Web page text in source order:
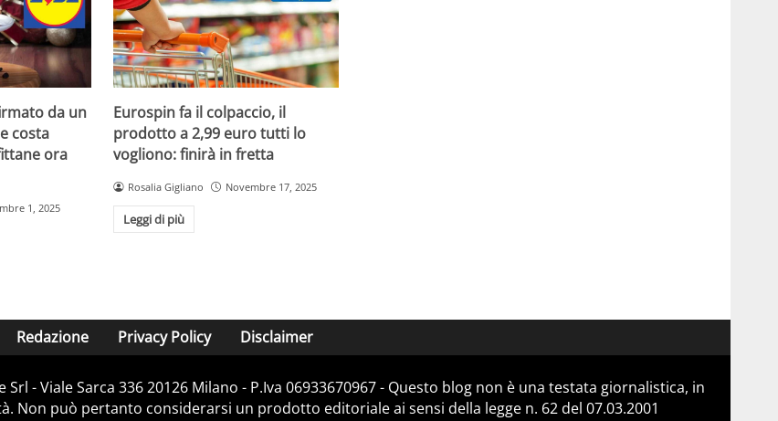
da un
costa
ora
1, 2025
Eurospin fa il colpaccio, il
prodotto a 2,99 euro tutti lo
vogliono: finirà in fretta
Rosalia Gigliano Novembre 17, 2025
Leggi di più
Redazione Privacy Policy Disclaimer
- Viale Sarca 336 20126 Milano - P.Iva 06933670967 - Questo blog non è una testata giornalistica, in
Non può pertanto considerarsi un prodotto editoriale ai sensi della legge n. 62 del 07.03.2001